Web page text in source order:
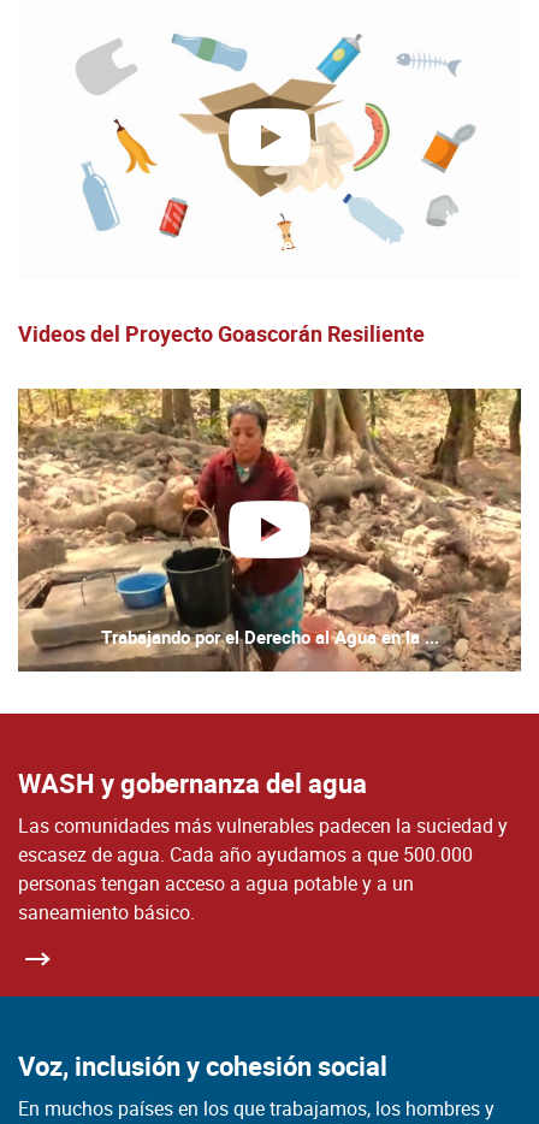
Play
Video
Gestión Integral de Residuos Sólidos 2
Videos del Proyecto Goascorán Resiliente
reproducir
Trabajando por el Derecho al Agua en la ...
WASH y gobernanza del agua
Las comunidades más vulnerables padecen la suciedad y
escasez de agua. Cada año ayudamos a que 500.000
personas tengan acceso a agua potable y a un
saneamiento básico.
Voz, inclusión y cohesión social
En muchos países en los que trabajamos, los hombres y